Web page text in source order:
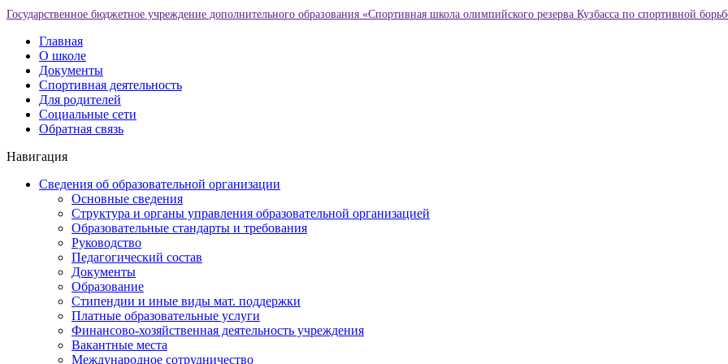
Государственное бюджетное учреждение дополнительного образования «Спортивная школа олимпийского резерва Кузбасса по спортивной
Главная
О школе
Документы
Спортивная деятельность
Для родителей
Социальные сети
Обратная связь
Навигация
Сведения об образовательной организации
Основные сведения
Структура и органы управления образовательной организацией
Образовательные стандарты и требования
Руководство
Педагогический состав
Документы
Образование
Стипендии и иные виды мат. поддержки
Платные образовательные услуги
Финансово-хозяйственная деятельность учреждения
Вакантные места
Международное сотрудничество